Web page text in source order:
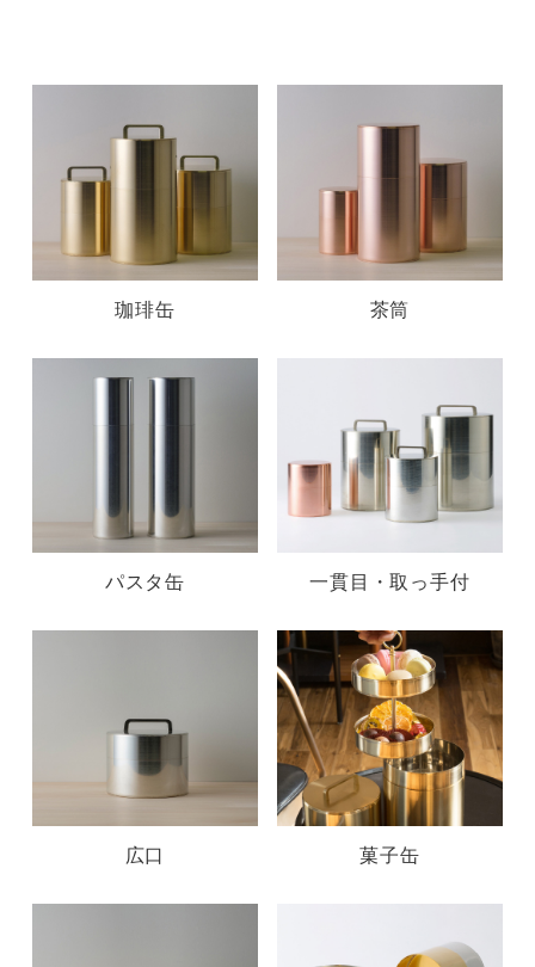
珈琲缶 茶筒
パスタ缶 一貫目・取っ手付
広口 菓子缶